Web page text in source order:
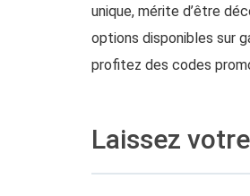
unique, mérite d’être
options disponibles sur
profitez des codes
Laissez